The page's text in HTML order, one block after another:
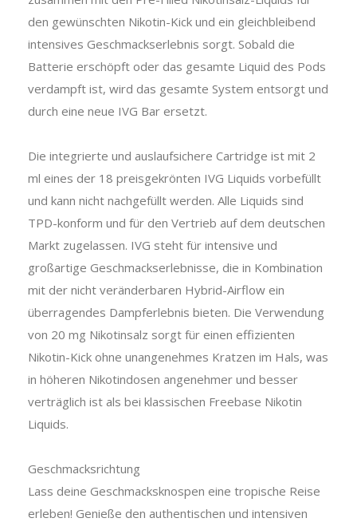
den gewünschten Nikotin-Kick und ein gleichbleibend
intensives Geschmackserlebnis sorgt. Sobald die
Batterie erschöpft oder das gesamte Liquid des Pods
verdampft ist, wird das gesamte System entsorgt und
durch eine neue IVG Bar ersetzt.
Die integrierte und auslaufsichere Cartridge ist mit 2
ml eines der 18 preisgekrönten IVG Liquids vorbefüllt
und kann nicht nachgefüllt werden. Alle Liquids sind
TPD-konform und für den Vertrieb auf dem deutschen
Markt zugelassen. IVG steht für intensive und
großartige Geschmackserlebnisse, die in Kombination
mit der nicht veränderbaren Hybrid-Airflow ein
überragendes Dampferlebnis bieten. Die Verwendung
von 20 mg Nikotinsalz sorgt für einen effizienten
Nikotin-Kick ohne unangenehmes Kratzen im Hals, was
in höheren Nikotindosen angenehmer und besser
verträglich ist als bei klassischen Freebase Nikotin
Liquids.
Geschmacksrichtung
Lass deine Geschmacksknospen eine tropische Reise
erleben! Genieße den authentischen und intensiven